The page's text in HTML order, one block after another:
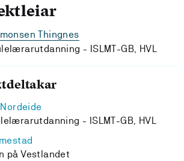
Thingnes
- ISLMT-GB, HVL
- ISLMT-GB, HVL
på Vestlandet